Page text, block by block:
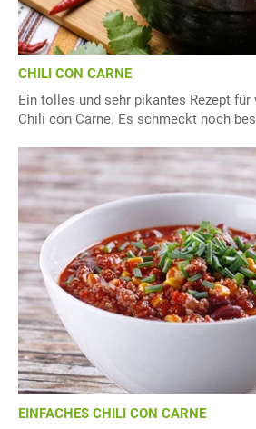
CHILI CON CARNE
Ein tolles und sehr pikantes Rezept für
Chili con Carne. Es schmeckt noch
EINFACHES CHILI CON CARNE